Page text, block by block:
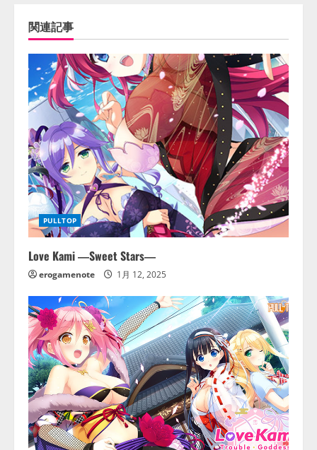
関連記事
PULLTOP
Love Kami ―Sweet Stars―
erogamenote 1月 12, 2025